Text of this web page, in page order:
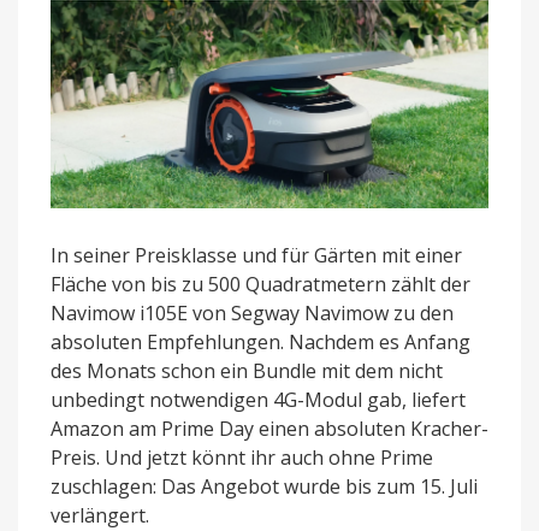
nur
699
Euro
In seiner Preisklasse und für Gärten mit einer
Fläche von bis zu 500 Quadratmetern zählt der
Navimow i105E von Segway Navimow zu den
absoluten Empfehlungen. Nachdem es Anfang
des Monats schon ein Bundle mit dem nicht
unbedingt notwendigen 4G-Modul gab, liefert
Amazon am Prime Day einen absoluten Kracher-
Preis. Und jetzt könnt ihr auch ohne Prime
zuschlagen: Das Angebot wurde bis zum 15. Juli
verlängert.